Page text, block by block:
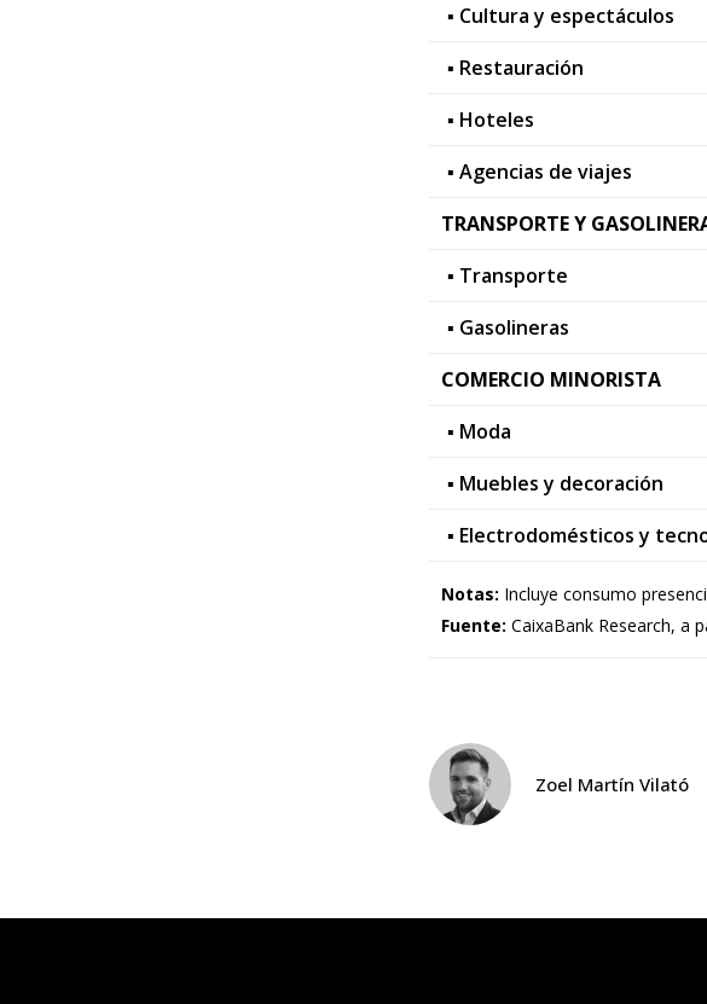
▪ Cultura y espectáculos
▪ Restauración
▪ Hoteles
▪ Agencias de viajes
TRANSPORTE Y
▪ Transporte
▪ Gasolineras
COMERCIO MINORISTA
▪ Moda
▪ Muebles y decoración
▪ Electrodomésticos y
Notas: Incluye consumo
Fuente: CaixaBank Research, a
Zoel Martín Vilató